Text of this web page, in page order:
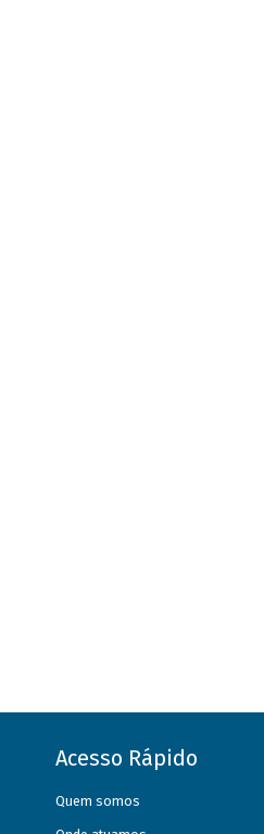
Acesso Rápido
Quem somos